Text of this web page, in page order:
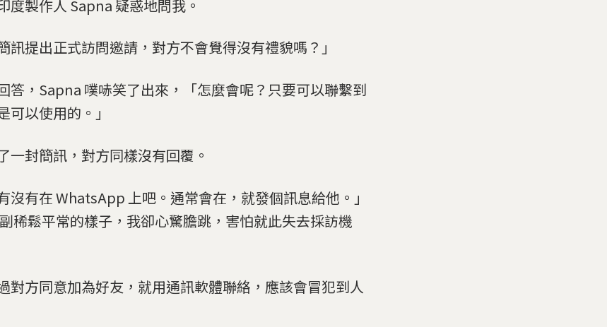
度製作人 Sapna 疑惑地問我。
訊提出正式訪問邀請，對方不會覺得沒有禮貌嗎？」
答，Sapna 噗哧笑了出來，「怎麼會呢？只要可以聯繫到
可以使用的。」
一封簡訊，對方同樣沒有回覆。
沒有在 WhatsApp 上吧。通常會在，就發個訊息給他。」
稀鬆平常的樣子，我卻心驚膽跳，害怕就此失去採訪機
對方同意加為好友，就用通訊軟體聯絡，應該會冒犯到人